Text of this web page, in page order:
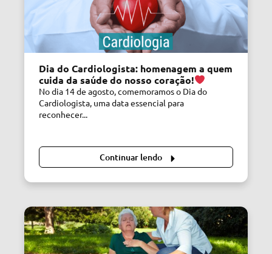
Dia do Cardiologista: homenagem a quem
cuida da saúde do nosso coração!
No dia 14 de agosto, comemoramos o Dia do
Cardiologista, uma data essencial para
reconhecer...
Continuar lendo